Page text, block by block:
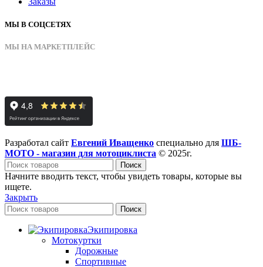
МЫ В СОЦСЕТЯХ
МЫ НА МАРКЕТПЛЕЙС
Разработал сайт Евгений Иващенко специально для ШБ-
МОТО - магазин для мотоциклиста © 2025г.
Поиск
Начните вводить текст, чтобы увидеть товары, которые вы
ищете.
Закрыть
Поиск
Экипировка
Мотокуртки
Дорожные
Спортивные